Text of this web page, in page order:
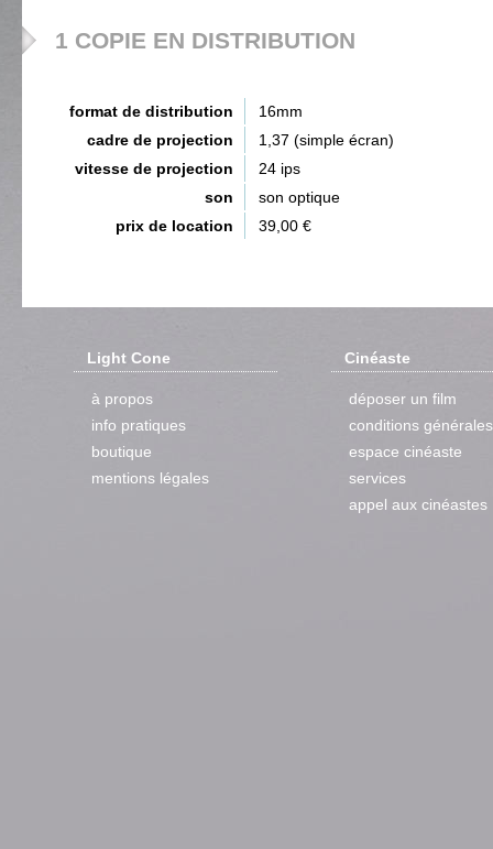
1 COPIE EN DISTRIBUTION
format de distribution
16mm
cadre de projection
1,37 (simple écran)
vitesse de projection
24 ips
son
son optique
prix de location
39,00 €
Light Cone
à propos
info pratiques
boutique
mentions légales
Cinéaste
déposer un film
conditions générales
espace cinéaste
services
appel aux cinéastes